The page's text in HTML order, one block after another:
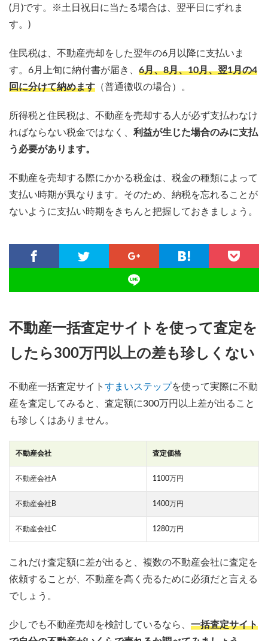
(月)です。※土日祝日に当たる場合は、翌平日にずれま
す。)
住民税は、不動産売却をした翌年の6月以降に支払いま
す。6月上旬に納付書が届き、 6月、8月、10月、翌1月の4
回に分けて納めます （普通徴収の場合）。
所得税と住民税は、不動産を売却する人が必ず支払わなけ
ればならない税金ではなく、 利益が生じた場合のみに支払
う必要があります。
不動産を売却する際にかかる税金は、税金の種類によって
支払い時期が異なります。そのため、納税を忘れることが
ないように支払い時期をきちんと把握しておきましょう。
不動産一括査定サイトを使って査定を
したら300万円以上の差も珍しくない
不動産一括査定サイト すまいステップを使って実際に不動
産を査定してみると、査定額に300万円以上差が出ること
も珍しくはありません。
不動産会社 査定価格
不動産会社A 1100万円
不動産会社B 1400万円
不動産会社C 1280万円
これだけ査定額に差が出ると、複数の不動産会社に査定を
依頼することが、不動産を高く売るために必須だと言える
でしょう。
少しでも不動産売却を検討しているなら、 一括査定サイト